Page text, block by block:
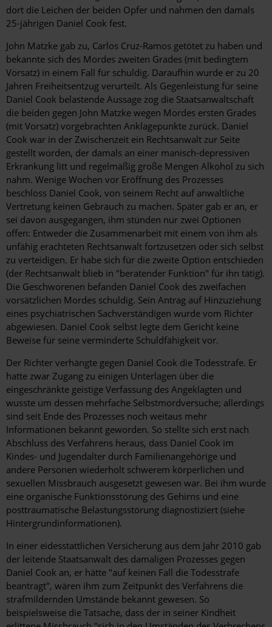
dort die Leichen der beiden Opfer und nahmen den damals
25-jährigen Daniel Cook fest.
John Matzke gab zu, Carlos Cruz-Ramos getötet zu haben und
bekannte sich des Mordes zweiten Grades (mit bedingtem
Vorsatz) in einem Fall für schuldig. Daraufhin wurde er zu 20
Jahren Freiheitsentzug verurteilt. Als Gegenleistung für seine
Daniel Cook belastende Aussage zog die Staatsanwaltschaft
die beiden gegen John Matzke wegen Mordes ersten Grades
(mit Vorsatz) vorgebrachten Anklagepunkte zurück. Daniel
Cook war in der Zwischenzeit ein Rechtsanwalt zur Seite
gestellt worden, der damals an einer manisch-depressiven
Erkrankung litt und regelmäßig große Mengen Alkohol zu sich
nahm. Wenige Wochen vor Eröffnung des Prozesses
beschloss Daniel Cook, von seinem Recht auf anwaltliche
Vertretung keinen Gebrauch zu machen. Später gab er an, er
sei davon ausgegangen, ihm stünden nur zwei Optionen
offen: Entweder die Zusammenarbeit mit einem von ihm als
unfähig erachteten Rechtsanwalt fortzusetzen oder sich selbst
zu verteidigen. Er habe sich für die zweite Option entschieden
(der Rechtsanwalt blieb in "beratender Funktion" für ihn tätig).
Die Geschworenen befanden Daniel Cook des zweifachen
vorsätzlichen Mordes schuldig. Sein Antrag auf Hinzuziehung
eines psychiatrischen Sachverständigen wurde vom Richter
abgewiesen. Daniel Cook selbst legte dem Gericht keine
Beweise für seine verminderte Schuldfähigkeit vor.
Der Richter verhängte gegen Daniel Cook die Todesstrafe. Er
hatte zwar Zugang zu einigen Unterlagen über die
eingeschränkte geistige Verfassung des Angeklagten und
wusste um dessen mehrfache Selbstmordversuche; allerdings
sind seit Ende des Prozesses noch weitaus mehr
Informationen bekannt geworden. So stellte sich erst nach
Abschluss des Verfahrens heraus, dass Daniel Cook im
Kindes- und Jugendalter durch Familienangehörige und
andere Personen wiederholt schwerem körperlichen und
sexuellen Missbrauch ausgesetzt gewesen war. Bei ihm wurde
eine organische Funktionsstörung des Gehirns und eine
posttraumatische Belastungsstörung diagnostiziert (siehe
Hintergrundinformationen).
In einer eidesstattlichen Versicherung aus dem Jahr 2010 gab
der leitende Staatsanwalt des damaligen Prozesses gegen
Daniel Cook an, er hätte "auf keinen Fall die Todesstrafe
beantragt", wären ihm zum Zeitpunkt des Verfahrens die
strafmildernden Umstände bekannt gewesen. So
beispielsweise die Tatsache, dass der in seiner Kindheit